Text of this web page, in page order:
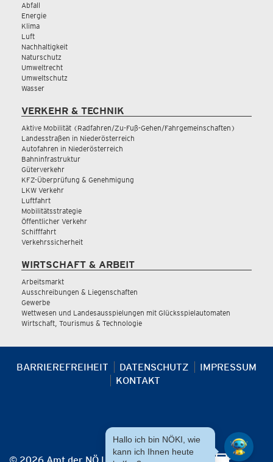
Abfall
Energie
Klima
Luft
Nachhaltigkeit
Naturschutz
Umweltrecht
Umweltschutz
Wasser
VERKEHR & TECHNIK
Aktive Mobilität (Radfahren/Zu-Fuß-Gehen/Fahrgemeinschaften)
Landesstraßen in Niederösterreich
Autofahren in Niederösterreich
Bahninfrastruktur
Güterverkehr
KFZ-Überprüfung & Genehmigung
LKW Verkehr
Luftfahrt
Mobilitätsstrategie
Öffentlicher Verkehr
Schifffahrt
Verkehrssicherheit
WIRTSCHAFT & ARBEIT
Arbeitsmarkt
Ausschreibungen & Liegenschaften
Gewerbe
Wettwesen und Landesausspielungen mit Glücksspielautomaten
Wirtschaft, Tourismus & Technologie
BARRIEREFREIHEIT DATENSCHUTZ
IMPRESSUM
KONTAKT
Hallo ich bin NÖKI, wie
kann ich Ihnen heute